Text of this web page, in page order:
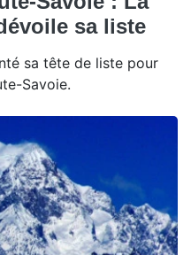
sa liste
sa tête de liste pour
Savoie.